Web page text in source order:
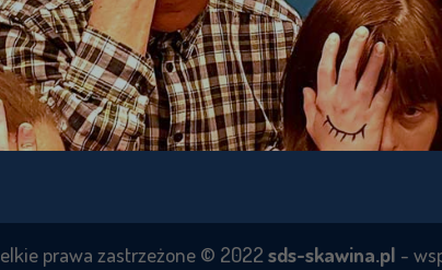
prawa zastrzeżone © 2022sds-skawina.pl -